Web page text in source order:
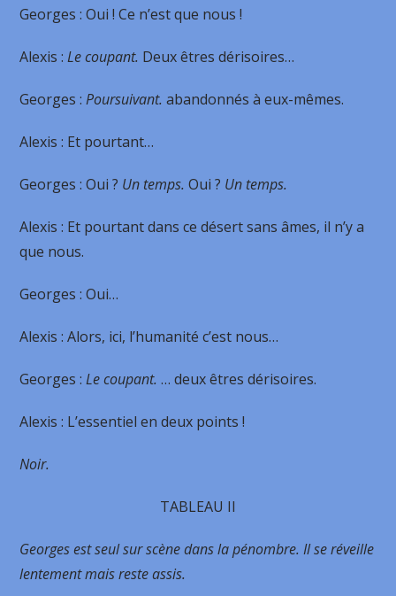
Georges : Oui ! Ce n’est que nous !
Alexis :Le coupant. Deux êtres dérisoires…
Georges :Poursuivant. abandonnés à eux-mêmes.
Alexis : Et pourtant…
Georges : Oui ? Un temps. Oui ? Un temps.
Alexis : Et pourtant dans ce désert sans âmes, il n’y a
que nous.
Georges : Oui…
Alexis : Alors, ici, l’humanité c’est nous…
Georges :Le coupant. … deux êtres dérisoires.
Alexis : L’essentiel en deux points !
Noir.
TABLEAU II
Georges est seul sur scène dans la pénombre. Il se réveille
lentement mais reste assis.